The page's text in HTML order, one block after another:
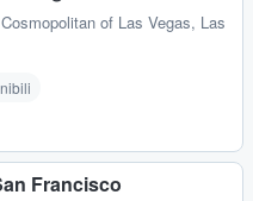
of Las Vegas, Las
Francisco